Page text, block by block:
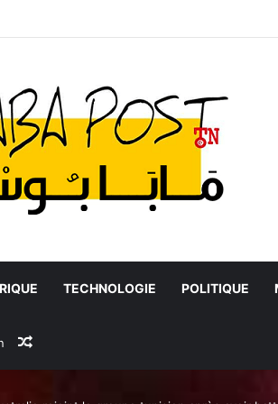
TECHNOLOGIE POLITIQUE
Article Aléatoire